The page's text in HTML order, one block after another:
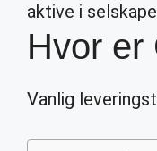
aktive i
Hvor er
Vanlig